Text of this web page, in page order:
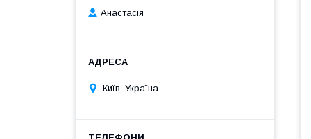
Анастасія
Київ, Україна